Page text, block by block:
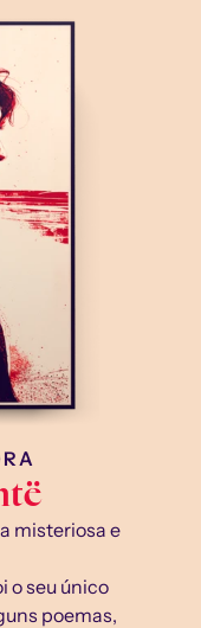
misteriosa e
o seu único
poemas,